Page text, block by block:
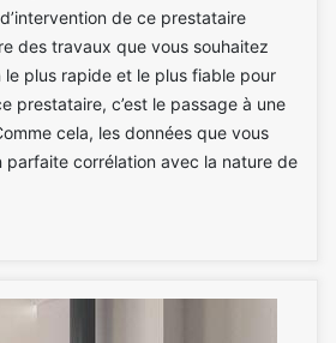
de ce prestataire
des travaux que vous souhaitez
le plus rapide et le plus fiable pour
prestataire, c’est le passage à une
cela, les données que vous
parfaite corrélation avec la nature de